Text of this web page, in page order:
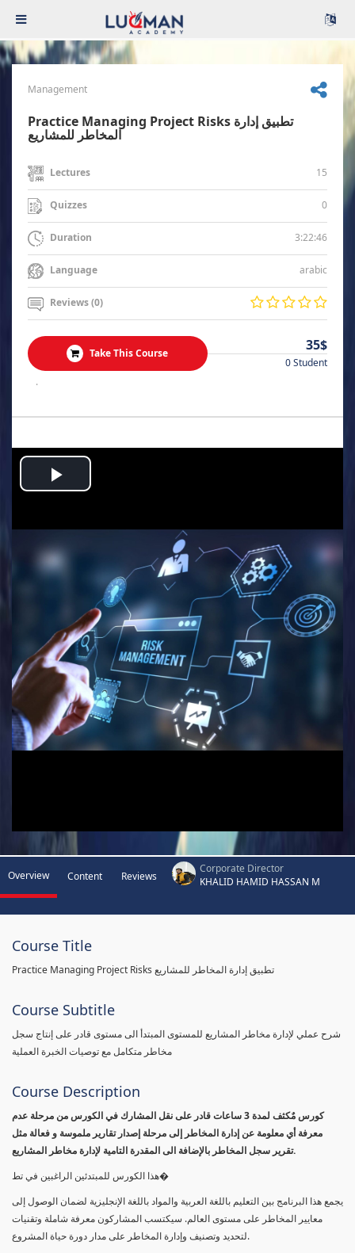
Management
Practice Managing Project Risks تطبيق إدارة
المخاطر للمشاريع
Lectures 15
Quizzes 0
Duration 3:22:46
Language arabic
Reviews (0)
Take This Course 35$
0 Student
.
Play
Video
Overview Content Reviews
Corporate Director
KHALID HAMID HASSAN M
Course Title
Practice Managing Project Risks تطبيق إدارة المخاطر للمشاريع
Course Subtitle
شرح عملي لإدارة مخاطر المشاريع للمستوى المبتدأ الى مستوى قادر على إنتاج سجل
مخاطر متكامل مع توصيات الخبرة العملية
Course Description
كورس مٌكثف لمدة 3 ساعات قادر على نقل المشارك في الكورس من مرحلة عدم
معرفة أي معلومة عن إدارة المخاطر إلى مرحلة إصدار تقارير ملموسة و فعالة مثل
تقرير سجل المخاطر بالإضافة الى المقدرة التامية لإدارة مخاطر المشاريع.
هذا الكورس للمبتدئين الراغبين في تط�
يجمع هذا البرنامج بين التعليم باللغة العربية والمواد باللغة الإنجليزية لضمان الوصول إلى
معايير المخاطر على مستوى العالم. سيكتسب المشاركون معرفة شاملة وتقنيات
لتحديد وتصنيف وإدارة المخاطر على مدار دورة حياة المشروع.